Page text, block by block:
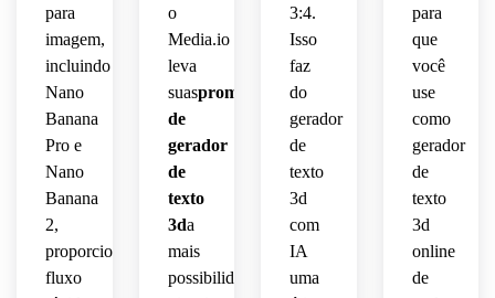
detalhes
nítidos
composição
polida.
composição
centralizada
moderno,
divertido
altamente
compartilhável.
nostálgico,
estilosos.
para
um
título
com
textura
ultra
detalhada.
para
imagem,
incluindo
Nano
Banana
Pro e
Nano
Banana
2,
proporcionando
fluxo
o
Media.io
leva
suasprompts
de
gerador
de
texto
3da
mais
possibilidades
3:4.
Isso
faz
do
gerador
de
texto
3d
com
IA
uma
para
que
você
use
como
gerador
de
texto
3d
online
de